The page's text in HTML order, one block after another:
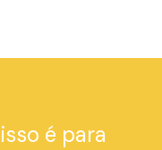
é para